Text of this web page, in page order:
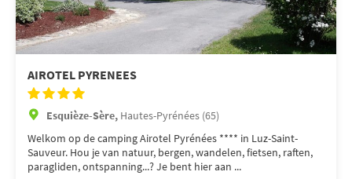
AIROTEL PYRENEES
Esquièze-Sère, Hautes-Pyrénées (65)
Welkom op de camping Airotel Pyrénées **** in Luz-Saint-
Sauveur. Hou je van natuur, bergen, wandelen, fietsen, raften,
paragliden, ontspanning...? Je bent hier aan ...